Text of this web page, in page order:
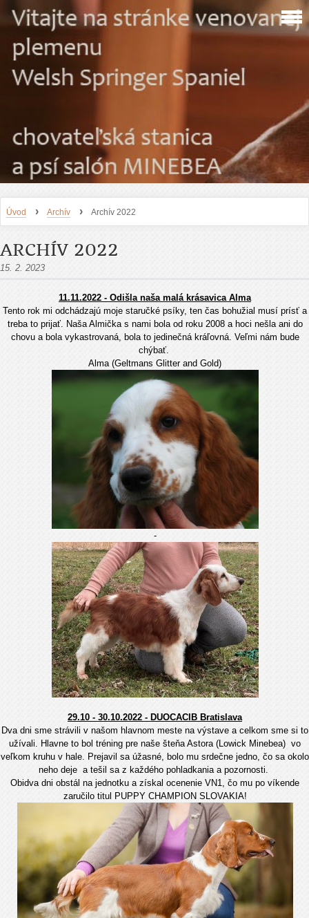
Úvod › Archív › Archív 2022
ARCHÍV 2022
15. 2. 2023
11.11.2022 - Odišla naša malá krásavica Alma
Tento rok mi odchádzajú moje staručké psíky, ten čas bohužial musí prísť a
treba to prijať. Naša Almička s nami bola od roku 2008 a hoci nešla ani do
chovu a bola vykastrovaná, bola to jedinečná kráľovná. Veľmi nám bude
chýbať.
Alma (Geltmans Glitter and Gold)
-
29.10 - 30.10.2022 - DUOCACIB Bratislava
Dva dni sme strávili v našom hlavnom meste na výstave a celkom sme si to
užívali. Hlavne to bol tréning pre naše šteňa Astora (Lowick Minebea) vo
veľkom kruhu v hale. Prejavil sa úžasné, bolo mu srdečne jedno, čo sa okolo
neho deje a tešil sa z každého pohladkania a pozornosti.
Obidva dni obstál na jednotku a získal ocenenie VN1, čo mu po víkende
zaručilo titul PUPPY CHAMPION SLOVAKIA!